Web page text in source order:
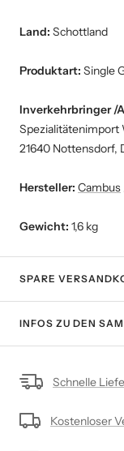
Land: Schottland
Produktart: Single
Inverkehrbringer /
Spezialitätenimport
21640 Nottensdorf,
Hersteller: Cambus
Gewicht: 1,6 kg
SPARE
INFOS ZU DEN
Schnelle
Kostenloser